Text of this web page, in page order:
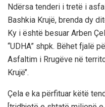
Ndërsa tenderi i tretë i
Bashkia Krujë, brenda dy
Ky i është besuar Arben
“UDHA” shpk. Bëhet fjalë
Asfaltim i Rrugëve në
Krujë’’.
Çela e ka përfituar këtë